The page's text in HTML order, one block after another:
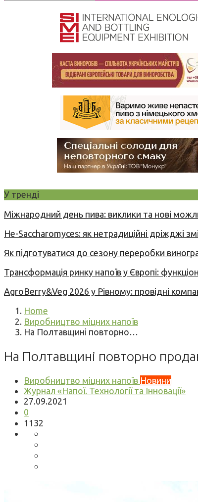
У тренді
Міжнародний день пива: виклики та нові
Не-Saccharomyces: як нетрадиційні дріжджі
Як підготуватися до сезону переробки
Трансформація ринку напоїв у Європі:
AgroBerry&Veg 2026 у Рівному: провідні
Home
Виробництво міцних напоїв
На Полтавщині повторно…
На Полтавщині повторно
Виробництво міцних напоїв Новини
Журнал «Напої. Технології та Інновації»
27.09.2021
0
1132